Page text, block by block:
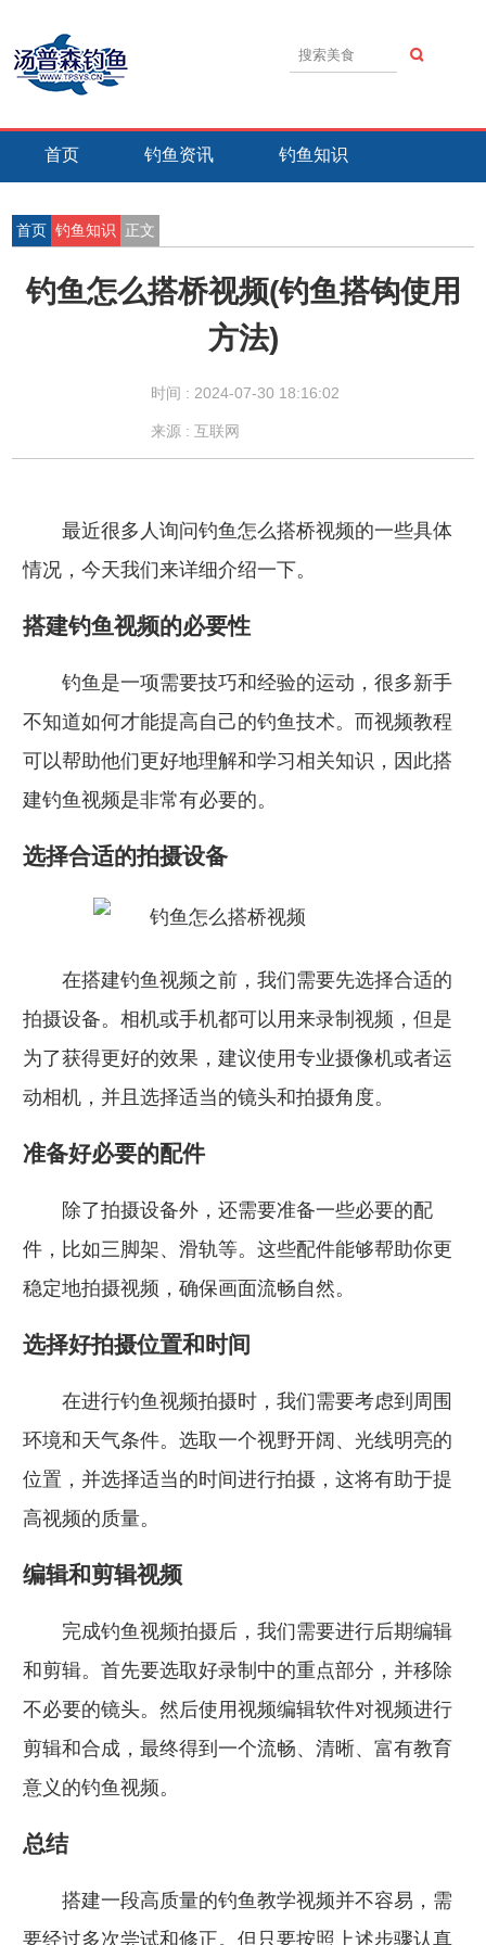
首页 钓鱼资讯 钓鱼知识
首页 钓鱼知识 正文
钓鱼怎么搭桥视频(钓鱼搭钩使用
方法)
时间 : 2024-07-30 18:16:02
来源 : 互联网
最近很多人询问钓鱼怎么搭桥视频的一些具体
情况，今天我们来详细介绍一下。
搭建钓鱼视频的必要性
钓鱼是一项需要技巧和经验的运动，很多新手
不知道如何才能提高自己的钓鱼技术。而视频教程
可以帮助他们更好地理解和学习相关知识，因此搭
建钓鱼视频是非常有必要的。
选择合适的拍摄设备
在搭建钓鱼视频之前，我们需要先选择合适的
拍摄设备。相机或手机都可以用来录制视频，但是
为了获得更好的效果，建议使用专业摄像机或者运
动相机，并且选择适当的镜头和拍摄角度。
准备好必要的配件
除了拍摄设备外，还需要准备一些必要的配
件，比如三脚架、滑轨等。这些配件能够帮助你更
稳定地拍摄视频，确保画面流畅自然。
选择好拍摄位置和时间
在进行钓鱼视频拍摄时，我们需要考虑到周围
环境和天气条件。选取一个视野开阔、光线明亮的
位置，并选择适当的时间进行拍摄，这将有助于提
高视频的质量。
编辑和剪辑视频
完成钓鱼视频拍摄后，我们需要进行后期编辑
和剪辑。首先要选取好录制中的重点部分，并移除
不必要的镜头。然后使用视频编辑软件对视频进行
剪辑和合成，最终得到一个流畅、清晰、富有教育
意义的钓鱼视频。
总结
搭建一段高质量的钓鱼教学视频并不容易，需
要经过多次尝试和修正。但只要按照上述步骤认真